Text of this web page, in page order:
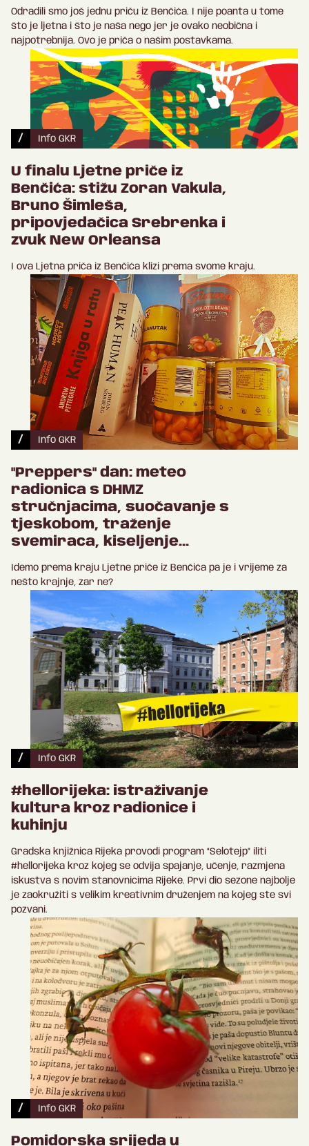
Odradili smo još jednu priču iz Benčića. I nije poanta u tome
što je ljetna i što je naša nego jer je ovako neobična i
najpotrebnija. Ovo je priča o našim postavkama.
/ Info GKR
U finalu Ljetne priče iz
Benčića: stižu Zoran Vakula,
Bruno Šimleša,
pripovjedačica Srebrenka i
zvuk New Orleansa
I ova Ljetna priča iz Benčića klizi prema svome kraju.
/ Info GKR
"Preppers" dan: meteo
radionica s DHMZ
stručnjacima, suočavanje s
tjeskobom, traženje
svemiraca, kiseljenje...
Idemo prema kraju Ljetne priče iz Benčića pa je i vrijeme za
nešto krajnje, zar ne?
/ Info GKR
#hellorijeka: istraživanje
kultura kroz radionice i
kuhinju
Gradska knjižnica Rijeka provodi program “Selotejp” iliti
#hellorijeka kroz kojeg se odvija spajanje, učenje, razmjena
iskustva s novim stanovnicima Rijeke. Prvi dio sezone najbolje
je zaokružiti s velikim kreativnim druženjem na kojeg ste svi
pozvani.
/ Info GKR
Pomidorska srijeda u